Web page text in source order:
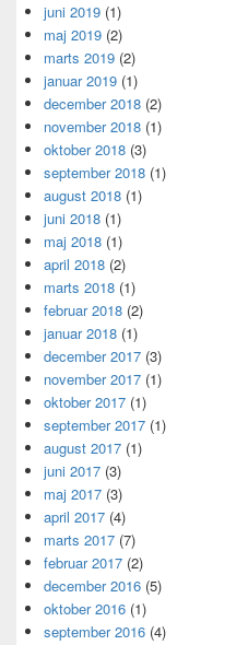
juni 2019 (1)
maj 2019 (2)
marts 2019 (2)
januar 2019 (1)
december 2018 (2)
november 2018 (1)
oktober 2018 (3)
september 2018 (1)
august 2018 (1)
juni 2018 (1)
maj 2018 (1)
april 2018 (2)
marts 2018 (1)
februar 2018 (2)
januar 2018 (1)
december 2017 (3)
november 2017 (1)
oktober 2017 (1)
september 2017 (1)
august 2017 (1)
juni 2017 (3)
maj 2017 (3)
april 2017 (4)
marts 2017 (7)
februar 2017 (2)
december 2016 (5)
oktober 2016 (1)
september 2016 (4)